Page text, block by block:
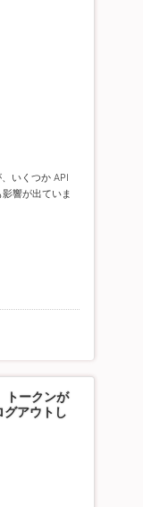
いくつか API
響が出ていま
トークンが
グアウトし